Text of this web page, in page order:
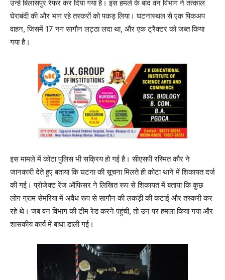
उन्हें बिलासपुर रेफर कर दिया गया है। इस हमले के बाद वन विभाग ने तत्काल
घेराबंदी की और भाग रहे तस्करों को पकड़ लिया। घटनास्थल से एक पिकअप
वाहन, जिसमें 17 नग सागौन लट्ठा लदा था, और एक ट्रैक्टर को जब्त किया
गया है।
इस मामले में कोटा पुलिस भी सक्रिय हो गई है। सीएसपी रस्मित कौर ने
जानकारी देते हुए बताया कि घटना की सूचना मिलते ही कोटा थाने में शिकायत दर्ज
की गई। प्रोजेक्ट रेंज ऑफिसर ने लिखित रूप से शिकायत में बताया कि कुछ
लोग ग्राम सेमरिया में अवैध रूप से सागौन की लकड़ी की कटाई और तस्करी कर
रहे थे। जब वन विभाग की टीम रेड करने पहुंची, तो उन पर हमला किया गया और
शासकीय कार्य में बाधा डाली गई।